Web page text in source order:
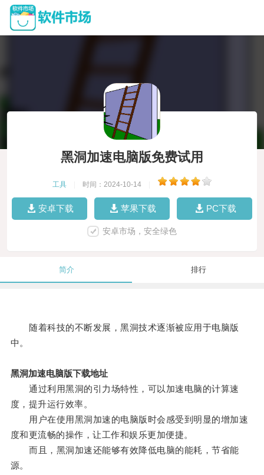
黑洞加速电脑版免费试用
工具 时间：2024-10-14
安卓下载 苹果下载 PC下载
安卓市场，安全绿色
简介 排行
随着科技的不断发展，黑洞技术逐渐被应用于电脑版
中。
黑洞加速电脑版下载地址
通过利用黑洞的引力场特性，可以加速电脑的计算速
度，提升运行效率。
用户在使用黑洞加速的电脑版时会感受到明显的增加速
度和更流畅的操作，让工作和娱乐更加便捷。
而且，黑洞加速还能够有效降低电脑的能耗，节省能
源。